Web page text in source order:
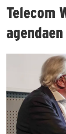
Telecom
agendaen